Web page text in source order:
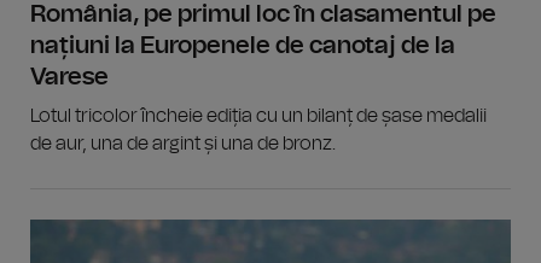
România, pe primul loc în clasamentul pe
națiuni la Europenele de canotaj de la
Varese
Lotul tricolor încheie ediția cu un bilanț de șase medalii
de aur, una de argint și una de bronz.